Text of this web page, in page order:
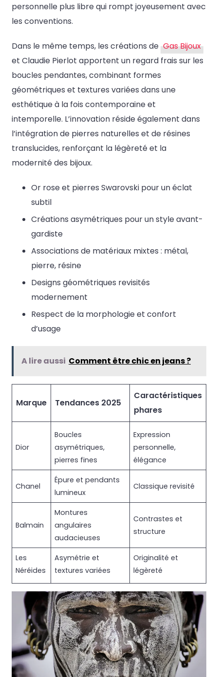
personnelle plus libre qui rompt joyeusement avec
les conventions.
Dans le même temps, les créations de Gas Bijoux
et Claudie Pierlot apportent un regard frais sur les
boucles pendantes, combinant formes
géométriques et textures variées dans une
esthétique à la fois contemporaine et
intemporelle. L’innovation réside également dans
l’intégration de pierres naturelles et de résines
translucides, renforçant la légèreté et la
modernité des bijoux.
Or rose et pierres Swarovski pour un éclat
subtil
Créations asymétriques pour un style avant-
gardiste
Associations de matériaux mixtes : métal,
pierre, résine
Designs géométriques revisités
modernement
Respect de la morphologie et confort
d’usage
A lire aussi Comment être chic en jeans ?
Marque Tendances 2025
Caractéristiques
phares
Dior
Boucles
asymétriques,
pierres fines
Expression
personnelle,
élégance
Chanel
Épure et pendants
lumineux
Classique revisité
Balmain
Montures
angulaires
audacieuses
Contrastes et
structure
Les
Néréides
Asymétrie et
textures variées
Originalité et
légèreté